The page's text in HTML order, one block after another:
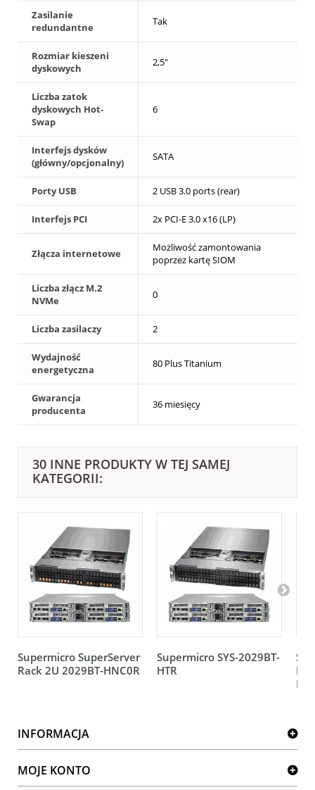
Zasilanie
redundantne
Tak
Rozmiar kieszeni
dyskowych
2,5"
Liczba zatok
dyskowych Hot-
Swap
6
Interfejs dysków
(główny/opcjonalny)
SATA
Porty USB 2 USB 3.0 ports (rear)
Interfejs PCI 2x PCI-E 3.0 x16 (LP)
Złącza internetowe
Możliwość zamontowania
poprzez kartę SIOM
Liczba złącz M.2
NVMe
0
Liczba zasilaczy 2
Wydajność
energetyczna
80 Plus Titanium
Gwarancja
producenta
36 miesięcy
30 INNE PRODUKTY W TEJ SAMEJ
KATEGORII:
Supermicro SuperServer
Rack 2U 2029BT-HNC0R
Supermicro SYS-2029BT-
HTR
INFORMACJA
MOJE KONTO